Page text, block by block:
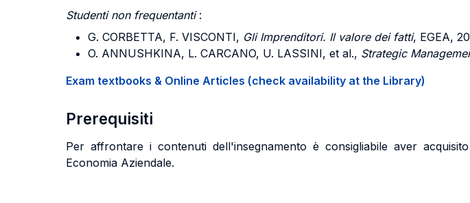
Studenti non frequentanti:
G. CORBETTA, F. VISCONTI, Gli Imprenditori. Il valore dei fatti, EGEA,
O. ANNUSHKINA, L. CARCANO, U. LASSINI, et al., Strategic
Exam textbooks & Online Articles (check availability at the Library)
Prerequisiti
Per affrontare i contenuti dell'insegnamento è consigliabile aver
Economia Aziendale.